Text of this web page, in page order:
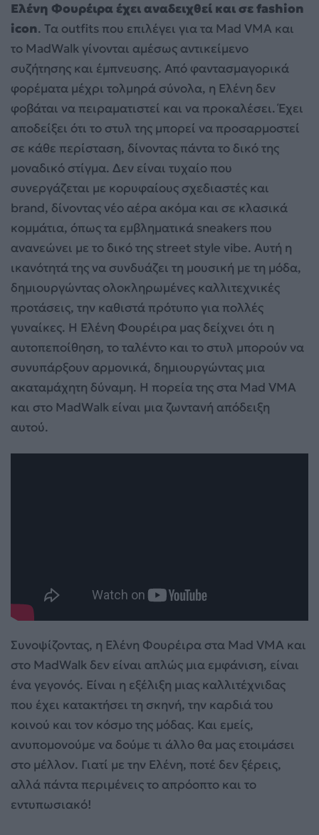
Ελένη Φουρέιρα έχει αναδειχθεί και σε fashion
icon. Τα outfits που επιλέγει για τα Mad VMA και
το MadWalk γίνονται αμέσως αντικείμενο
συζήτησης και έμπνευσης. Από φαντασμαγορικά
φορέματα μέχρι τολμηρά σύνολα, η Ελένη δεν
φοβάται να πειραματιστεί και να προκαλέσει. Έχει
αποδείξει ότι το στυλ της μπορεί να προσαρμοστεί
σε κάθε περίσταση, δίνοντας πάντα το δικό της
μοναδικό στίγμα. Δεν είναι τυχαίο που
συνεργάζεται με κορυφαίους σχεδιαστές και
brand, δίνοντας νέο αέρα ακόμα και σε κλασικά
κομμάτια, όπως τα εμβληματικά sneakers που
ανανεώνει με το δικό της street style vibe. Αυτή η
ικανότητά της να συνδυάζει τη μουσική με τη μόδα,
δημιουργώντας ολοκληρωμένες καλλιτεχνικές
προτάσεις, την καθιστά πρότυπο για πολλές
γυναίκες. Η Ελένη Φουρέιρα μας δείχνει ότι η
αυτοπεποίθηση, το ταλέντο και το στυλ μπορούν να
συνυπάρξουν αρμονικά, δημιουργώντας μια
ακαταμάχητη δύναμη. Η πορεία της στα Mad VMA
και στο MadWalk είναι μια ζωντανή απόδειξη
αυτού.
Συνοψίζοντας, η Ελένη Φουρέιρα στα Mad VMA και
στο MadWalk δεν είναι απλώς μια εμφάνιση, είναι
ένα γεγονός. Είναι η εξέλιξη μιας καλλιτέχνιδας
που έχει κατακτήσει τη σκηνή, την καρδιά του
κοινού και τον κόσμο της μόδας. Και εμείς,
ανυπομονούμε να δούμε τι άλλο θα μας ετοιμάσει
στο μέλλον. Γιατί με την Ελένη, ποτέ δεν ξέρεις,
αλλά πάντα περιμένεις το απρόοπτο και το
εντυπωσιακό!